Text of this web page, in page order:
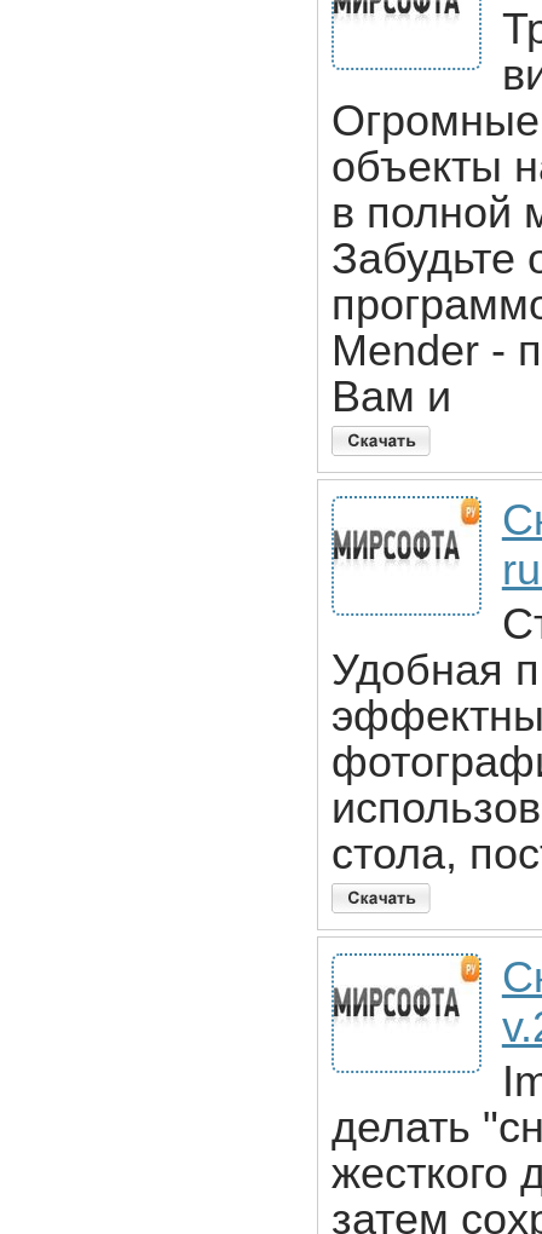
объекты
в полной
Забудьте
Mender -
Вам и
Удобная
стола,
делать
жесткого
затем